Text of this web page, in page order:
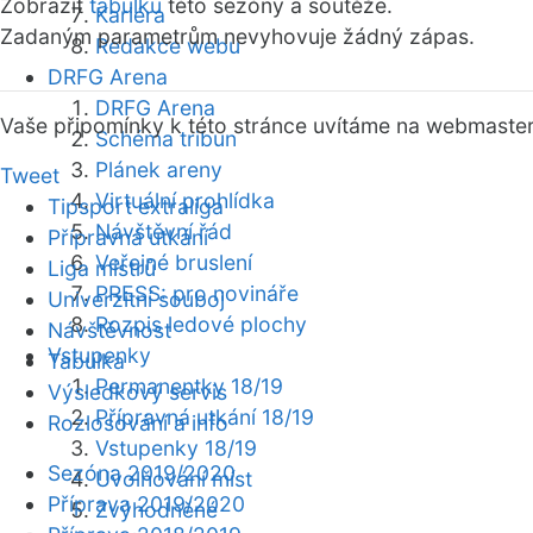
Kariéra
Redakce webu
DRFG Arena
DRFG Arena
Schéma tribun
Plánek areny
Virtuální prohlídka
Návštěvní řád
Veřejné bruslení
PRESS: pro novináře
Rozpis ledové plochy
Vstupenky
Permanentky 18/19
Přípravná utkání 18/19
Vstupenky 18/19
Uvolňování míst
Zvýhodněné
Zobrazit tabulku této sezóny a soutěže.
Zadaným parametrům nevyhovuje žádný zápas.
Vaše připomínky k této stránce uvítáme na webmaster
Tweet
Tipsport extraliga
Přípravná utkání
Liga mistrů
Univerzitní souboj
Návštěvnost
Tabulka
Výsledkový servis
Rozlosování a info
Sezóna 2019/2020
Příprava 2019/2020